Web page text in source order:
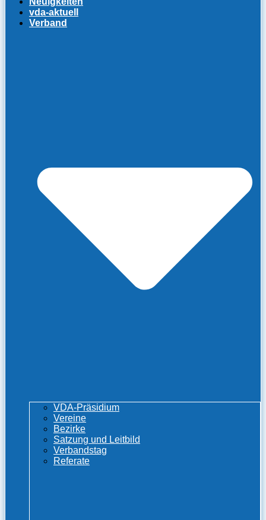
vda-aktuell
Verband
VDA-Präsidium
Vereine
Bezirke
Satzung und Leitbild
Verbandstag
Referate